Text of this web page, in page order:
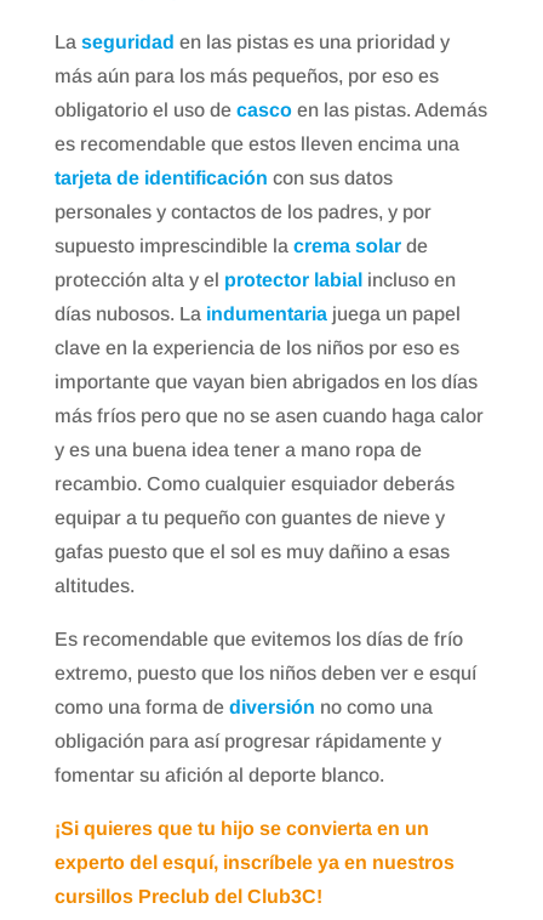
La seguridad en las pistas es una prioridad y
más aún para los más pequeños, por eso es
obligatorio el uso de casco en las pistas. Además
es recomendable que estos lleven encima una
tarjeta de identificación con sus datos
personales y contactos de los padres, y por
supuesto imprescindible la crema solarde
protección alta y el protector labialincluso en
días nubosos. La indumentaria juega un papel
clave en la experiencia de los niños por eso es
importante que vayan bien abrigados en los días
más fríos pero que no se asen cuando haga calor
y es una buena idea tener a mano ropa de
recambio. Como cualquier esquiador deberás
equipar a tu pequeño con guantes de nieve y
gafas puesto que el sol es muy dañino a esas
altitudes.
Es recomendable que evitemos los días de frío
extremo, puesto que los niños deben ver e esquí
como una forma de diversión no como una
obligación para así progresar rápidamente y
fomentar su afición al deporte blanco.
¡Si quieres que tu hijo se convierta en un
experto del esquí, inscríbele ya en nuestros
cursillos Preclub del Club3C!